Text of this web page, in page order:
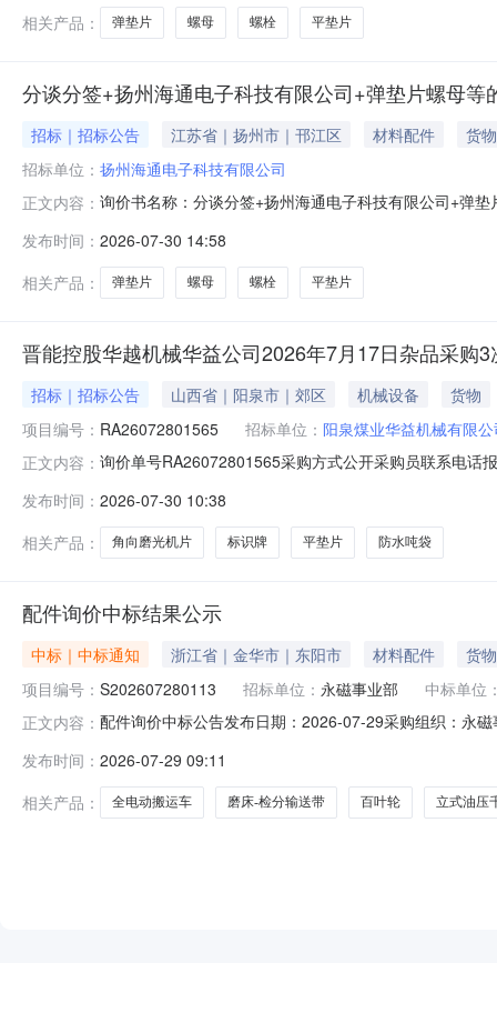
相关产品：
弹垫片 螺母 螺栓 平垫片
分谈分签+扬州海通电子科技有限公司+弹垫片螺母等
招标｜招标公告 江苏省｜扬州市｜邗江区 材料配件
货物
招标单位： 扬州海通电子科技有限公司
正文内容： 询价书名称：分谈分签+扬州海通电子科技有限公司+弹
六角螺栓M12*65颗2026-08-158461216平垫片片2026-
发布时间： 2026-07-30 14:58
相关产品：
弹垫片 螺母 螺栓 平垫片
晋能控股华越机械华益公司2026年7月17日杂品采购
招标｜招标公告 山西省｜阳泉市｜郊区 机械设备
货物
项目编号： RA26072801565 招标单位： 阳泉煤业华益机械有限
正文内容： 询价单号RA26072801565采购方式公开采购员联系电话
标识牌150*30t316.0件2026-08-06电话通知送货平垫片
发布时间： 2026-07-30 10:38
相关产品：
角向磨光机片 标识牌 平垫片 防水吨袋
配件询价中标结果公示
中标｜中标通知 浙江省｜金华市｜东阳市 材料配件
货物
项目编号： S202607280113 招标单位： 永磁事业部
中标单位
正文内容： 配件询价中标公告发布日期：2026-07-29采购组织：永
车,铝酸款,EPT20-15ET9,24V75AH,中力杞县广源商贸
发布时间： 2026-07-29 09:11
相关产品：
全电动搬运车 磨床-检分输送带 百叶轮 立式油压